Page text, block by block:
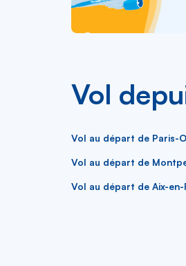
Vol
Vol au départ de Paris-
Vol au départ de
Vol au départ de Aix-